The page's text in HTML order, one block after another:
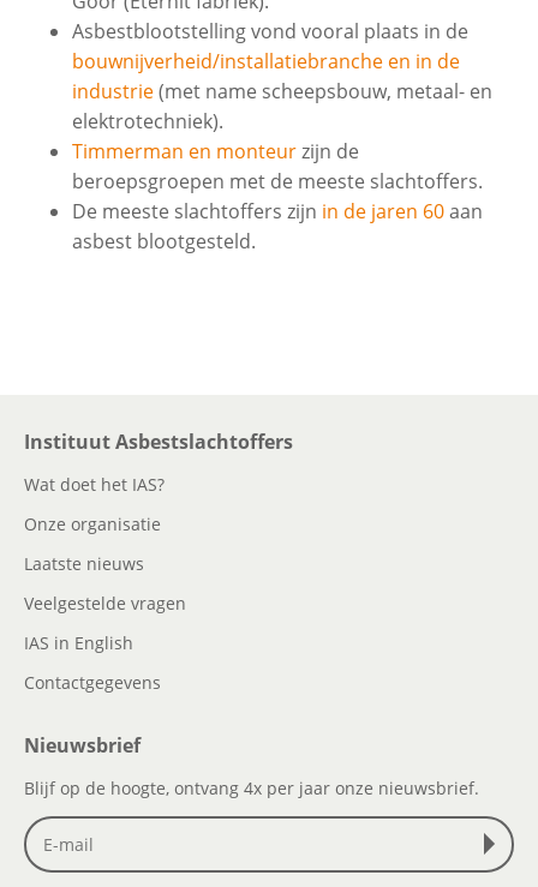
Asbestblootstelling vond vooral plaats in de
bouwnijverheid/installatiebranche en in de
industrie(met name scheepsbouw, metaal- en
elektrotechniek).
Timmerman en monteurzijn de
beroepsgroepen met de meeste slachtoffers.
De meeste slachtoffers zijn in de jaren 60aan
asbest blootgesteld.
Instituut Asbestslachtoffers
Wat doet het IAS?
Onze organisatie
Laatste nieuws
Veelgestelde vragen
IAS in English
Contactgegevens
Nieuwsbrief
Blijf op de hoogte, ontvang 4x per jaar onze nieuwsbrief.